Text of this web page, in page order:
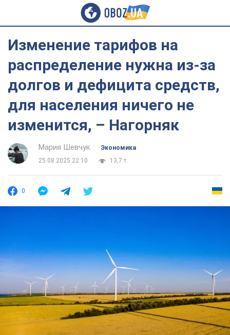
Изменение тарифов на
распределение нужна из-за
долгов и дефицита средств,
для населения ничего не
изменится, – Нагорняк
Мария Шевчук
Экономика
25.08.2025 22:10
13,7 т.
0